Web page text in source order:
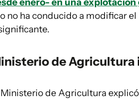
no ha conducido a modificar
de Agricultura
de Agricultura